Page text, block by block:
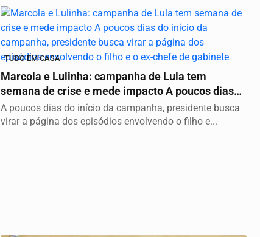
TUDO EM CASA
Marcola e Lulinha: campanha de Lula tem
semana de crise e mede impacto A poucos dias
do início...
A poucos dias do início da campanha, presidente busca
virar a página dos episódios envolvendo o filho e...